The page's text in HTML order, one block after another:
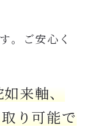
。ご安心く
来軸、
り可能で